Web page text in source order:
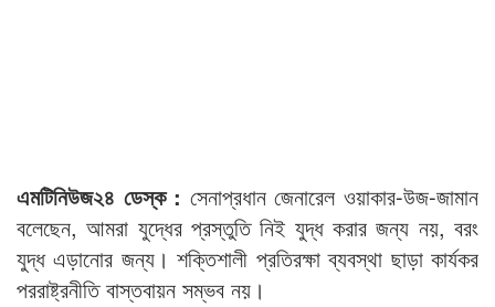
এমটিনিউজ২৪ ডেস্ক : সেনাপ্রধান জেনারেল ওয়াকার-উজ-জামান
বলেছেন, আমরা যুদ্ধের প্রস্তুতি নিই যুদ্ধ করার জন্য নয়, বরং
যুদ্ধ এড়ানোর জন্য। শক্তিশালী প্রতিরক্ষা ব্যবস্থা ছাড়া কার্যকর
পররাষ্ট্রনীতি বাস্তবায়ন সম্ভব নয়।